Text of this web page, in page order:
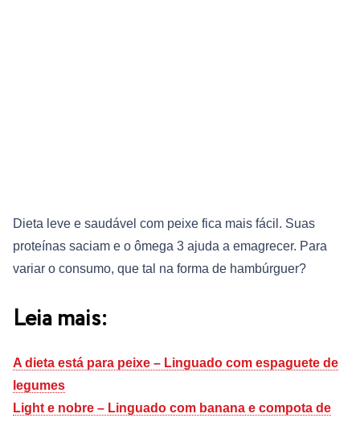
Dieta leve e saudável com peixe fica mais fácil. Suas
proteínas saciam e o ômega 3 ajuda a emagrecer. Para
variar o consumo, que tal na forma de hambúrguer?
Leia mais:
A dieta está para peixe – Linguado com espaguete de
legumes
Light e nobre – Linguado com banana e compota de